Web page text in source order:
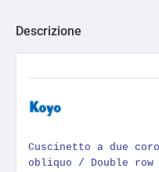
Descrizione
Cuscinetto a due
obliquo / Double